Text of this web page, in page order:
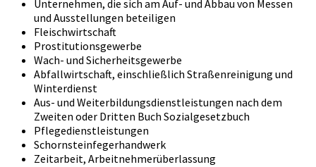
Unternehmen, die sich am Auf- und Abbau von Messen
und Ausstellungen beteiligen
Fleischwirtschaft
Prostitutionsgewerbe
Wach- und Sicherheitsgewerbe
Abfallwirtschaft, einschließlich Straßenreinigung und
Winterdienst
Aus- und Weiterbildungsdienstleistungen nach dem
Zweiten oder Dritten Buch Sozialgesetzbuch
Pflegedienstleistungen
Schornsteinfegerhandwerk
Zeitarbeit, Arbeitnehmerüberlassung